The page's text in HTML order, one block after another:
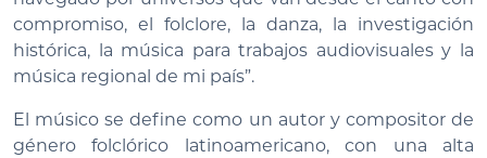
compromiso, el folclore, la danza, la investigación
histórica, la música para trabajos audiovisuales y la
música regional de mi país”.
El músico se define como un autor y compositor de
género folclórico latinoamericano, con una alta